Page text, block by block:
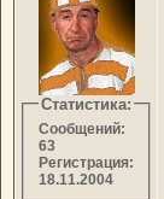
Статистика:
Сообщений:
63
Регистрация:
18.11.2004